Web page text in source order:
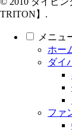
TRITON】.
メニュ
ホー
ダイ
ファ